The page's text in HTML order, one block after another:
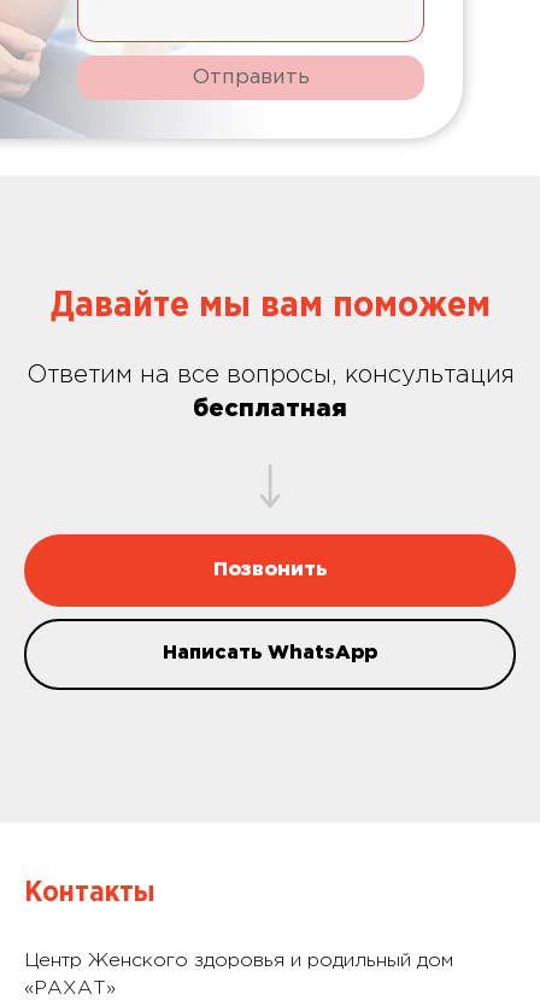
Отправить
Давайте мы вам поможем
Ответим на все вопросы, консультация
бесплатная
Позвонить
Написать WhatsApp
Контакты
Центр Женского здоровья и родильный дом
«РАХАТ»